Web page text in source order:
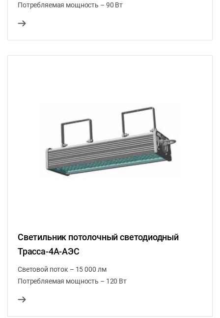
Потребляемая мощность – 90 Вт
Светильник потолочный светодиодный
Трасса-4A-АЭС
Световой поток – 15 000 лм
Потребляемая мощность – 120 Вт